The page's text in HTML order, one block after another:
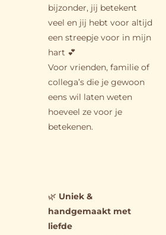
bijzonder, jij betekent
veel en jij hebt voor altijd
een streepje voor in mijn
hart 💕
Voor vrienden, familie of
collega’s die je gewoon
eens wil laten weten
hoeveel ze voor je
betekenen.
🌿 Uniek &
handgemaakt met
liefde